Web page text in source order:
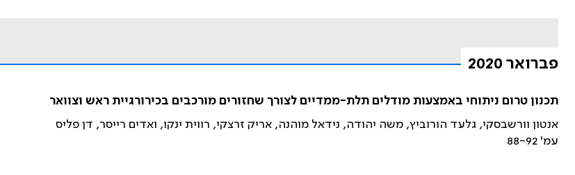
פברואר 2020
תכנון טרום ניתוחי באמצעות מודלים תלת-ממדיים לצורך שחזורים מורכבים בכירורגיית ראש וצוואר
אנטון וורשבסקי, גלעד הורוביץ, משה יהודה, נידאל מוהנה, אריק זרצקי, רווית ינקו, ואדים רייסר, דן פליס
עמ' 88-92